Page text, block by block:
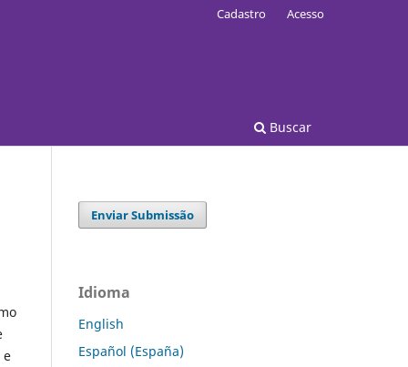
Buscar
Cadastro Acesso
e
Enviar Submissão
Idioma
English
Español (España)